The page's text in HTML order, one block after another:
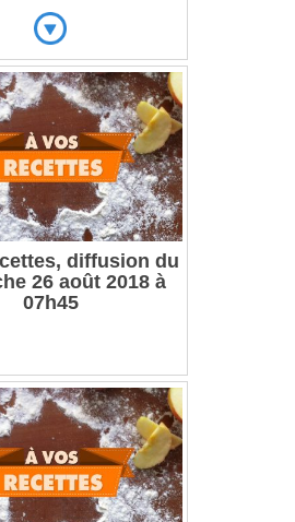
diffusion du
26 août 2018 à
07h45